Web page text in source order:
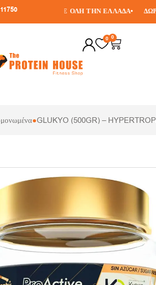
•ΑΠΟΣΤΟΛΗ ΣΕ ΟΛΗ ΤΗΝ ΕΛΛΑΔΑ•
0 0
●GLUKYO (500GR) –